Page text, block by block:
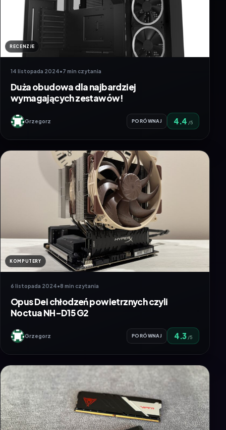
RECENZJE
14 listopada 2024•7 min czytania
Duża obudowa dla najbardziej
wymagających zestawów!
Grzegorz PORÓWNAJ 4.4 /5
KOMPUTERY
6 listopada 2024•8 min czytania
Opus Dei chłodzeń powietrznych czyli
Noctua NH-D15 G2
Grzegorz PORÓWNAJ 4.3 /5